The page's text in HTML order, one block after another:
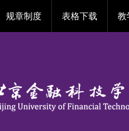
规章制度 表格下载 教